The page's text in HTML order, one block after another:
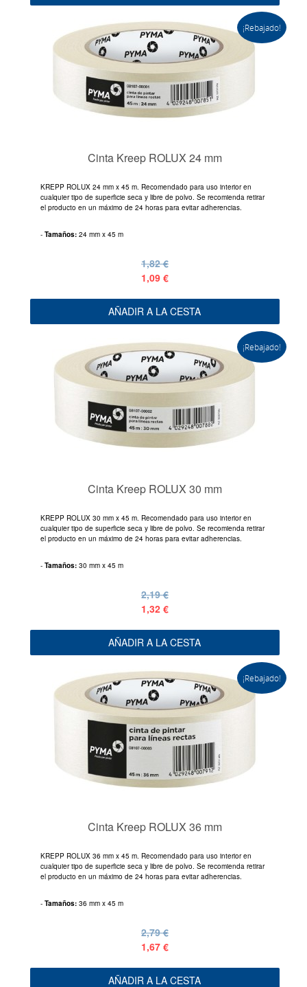
¡Rebajado!
Cinta Kreep ROLUX 24 mm
KREPP ROLUX 24 mm x 45 m. Recomendado para uso interior en
cualquier tipo de superficie seca y libre de polvo. Se recomienda retirar
el producto en un máximo de 24 horas para evitar adherencias.
- Tamaños: 24 mm x 45 m
1,82 €
1,09 €
AÑADIR A LA CESTA
¡Rebajado!
Cinta Kreep ROLUX 30 mm
KREPP ROLUX 30 mm x 45 m. Recomendado para uso interior en
cualquier tipo de superficie seca y libre de polvo. Se recomienda retirar
el producto en un máximo de 24 horas para evitar adherencias.
- Tamaños: 30 mm x 45 m
2,19 €
1,32 €
AÑADIR A LA CESTA
¡Rebajado!
Cinta Kreep ROLUX 36 mm
KREPP ROLUX 36 mm x 45 m. Recomendado para uso interior en
cualquier tipo de superficie seca y libre de polvo. Se recomienda retirar
el producto en un máximo de 24 horas para evitar adherencias.
- Tamaños: 36 mm x 45 m
2,79 €
1,67 €
AÑADIR A LA CESTA